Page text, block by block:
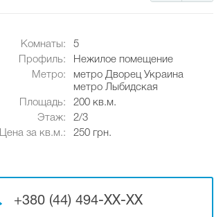
Комнаты:
5
Профиль:
Нежилое помещение
Метро:
метро Дворец Украина
метро Лыбидская
Площадь:
200 кв.м.
Этаж:
2/3
Цена за кв.м.:
250 грн.
+380 (44) 494-XX-XX